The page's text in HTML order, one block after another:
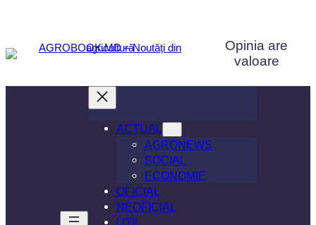
conținut
Opinia are
valoare
ACTUAL
AGRONEWS
SOCIAL
ECONOMIE
OFICIAL
NEOFICIAL
UTIL